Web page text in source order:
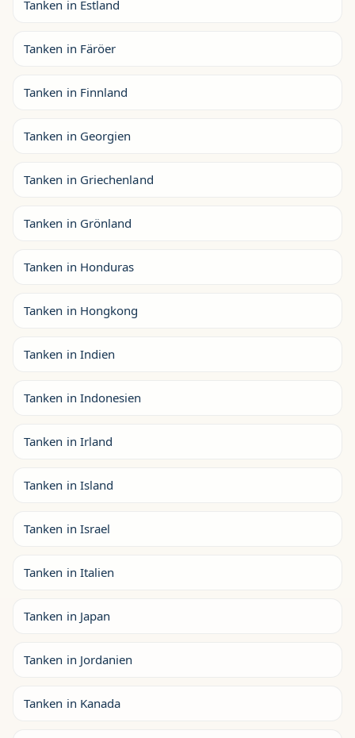
Tanken in Estland
Tanken in Färöer
Tanken in Finnland
Tanken in Georgien
Tanken in Griechenland
Tanken in Grönland
Tanken in Honduras
Tanken in Hongkong
Tanken in Indien
Tanken in Indonesien
Tanken in Irland
Tanken in Island
Tanken in Israel
Tanken in Italien
Tanken in Japan
Tanken in Jordanien
Tanken in Kanada